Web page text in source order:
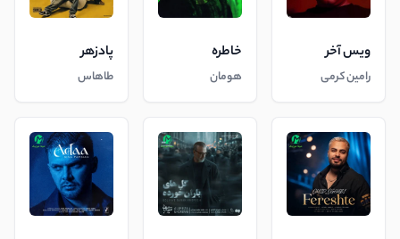
ویس آخر
رامین کرمی
خاطره
هومان
پادزهر
طاهاس